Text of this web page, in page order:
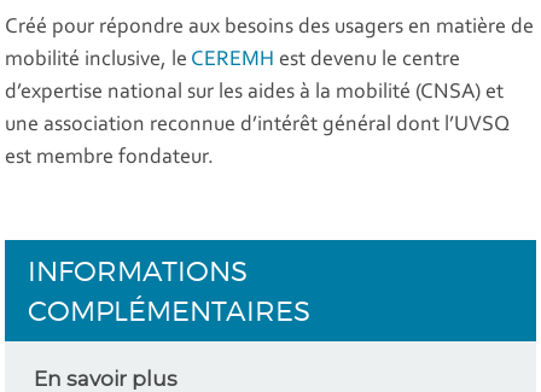
Créé pour répondre aux besoins des usagers en matière de
mobilité inclusive, le CEREMH est devenu le centre
d’expertise national sur les aides à la mobilité (CNSA) et
une association reconnue d’intérêt général dont l’UVSQ
est membre fondateur.
INFORMATIONS
COMPLÉMENTAIRES
En savoir plus